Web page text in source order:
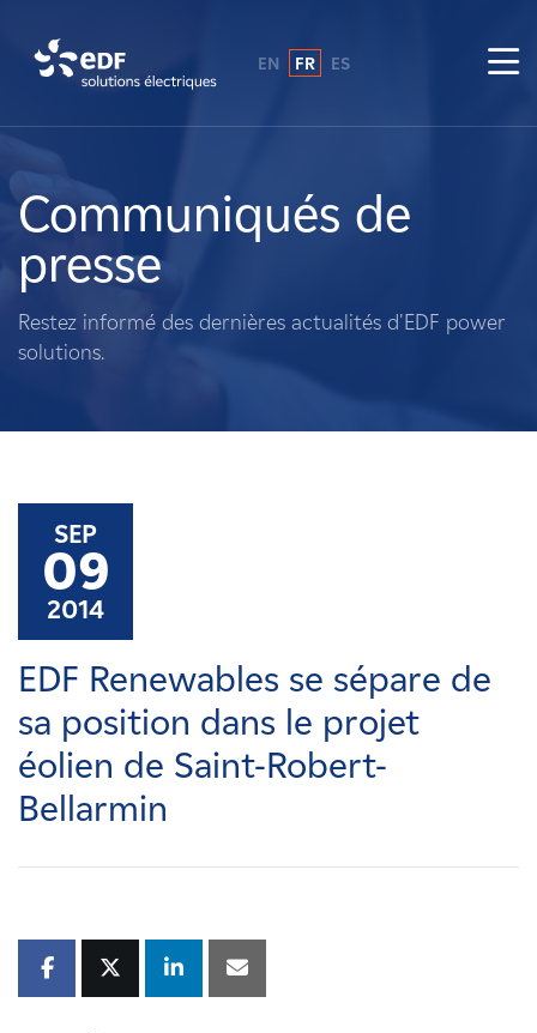
A propos de nous
Ce que nous faisons
Propriétaires fonciers
Carrières
Nouvelles
Contactez-nous
Affiliés
EN FR ES
Communiqués de
presse
Restez informé des dernières actualités d'EDF power
solutions.
SEP
09
2014
EDF Renewables se sépare de
sa position dans le projet
éolien de Saint-Robert-
Bellarmin